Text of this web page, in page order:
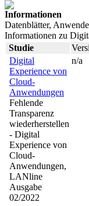
Informationen
Datenblätter,
Informationen zu
Studie
Digital
Experience von
Cloud-
Anwendungen
Fehlende
Transparenz
wiederherstellen
- Digital
Experience von
Cloud-
Anwendungen,
LANline
Ausgabe
02/2022
n/a